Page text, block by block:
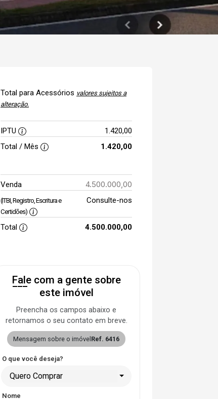
Total para Acessórios valores sujeitos a
alteração.
IPTU
1.420,00
Total / Mês
1.420,00
Venda 4.500.000,00
(ITBI, Registro, Escritura e
Certidões)
Consulte-nos
Total 4.500.000,00
Fale com a gente sobre
este imóvel
Preencha os campos abaixo e
retornamos o seu contato em breve.
Mensagem sobre o imóvel Ref. 6416
O que você deseja?
Quero Comprar
Nome